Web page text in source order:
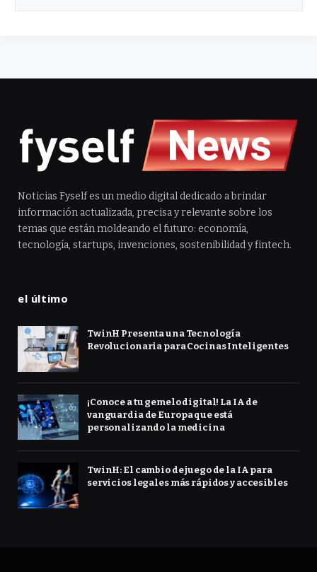
Noticias Fyself es un medio digital dedicado a brindar
información actualizada, precisa y relevante sobre los
temas que están moldeando el futuro: economía,
tecnología, startups, invenciones, sostenibilidad y fintech.
el último
TwinH Presenta una Tecnología
Revolucionaria para Cocinas Inteligentes
¡Conoce a tu gemelo digital! La IA de
vanguardia de Europa que está
personalizando la medicina
TwinH: El cambio de juego de la IA para
servicios legales más rápidos y accesibles